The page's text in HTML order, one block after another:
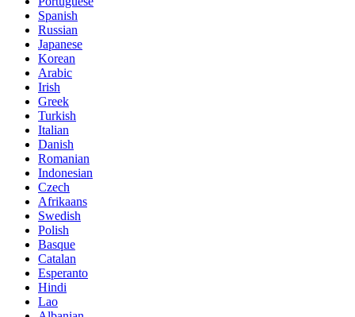
Spanish
Russian
Japanese
Korean
Arabic
Irish
Greek
Turkish
Italian
Danish
Romanian
Indonesian
Czech
Afrikaans
Swedish
Polish
Basque
Catalan
Esperanto
Hindi
Lao